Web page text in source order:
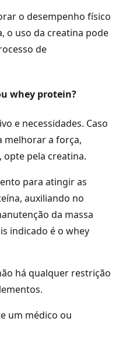
o desempenho físico
o uso da creatina pode
de
whey protein?
e necessidades. Caso
melhorar a força,
pela creatina.
para atingir as
auxiliando no
da massa
indicado é o whey
há qualquer restrição
um médico ou